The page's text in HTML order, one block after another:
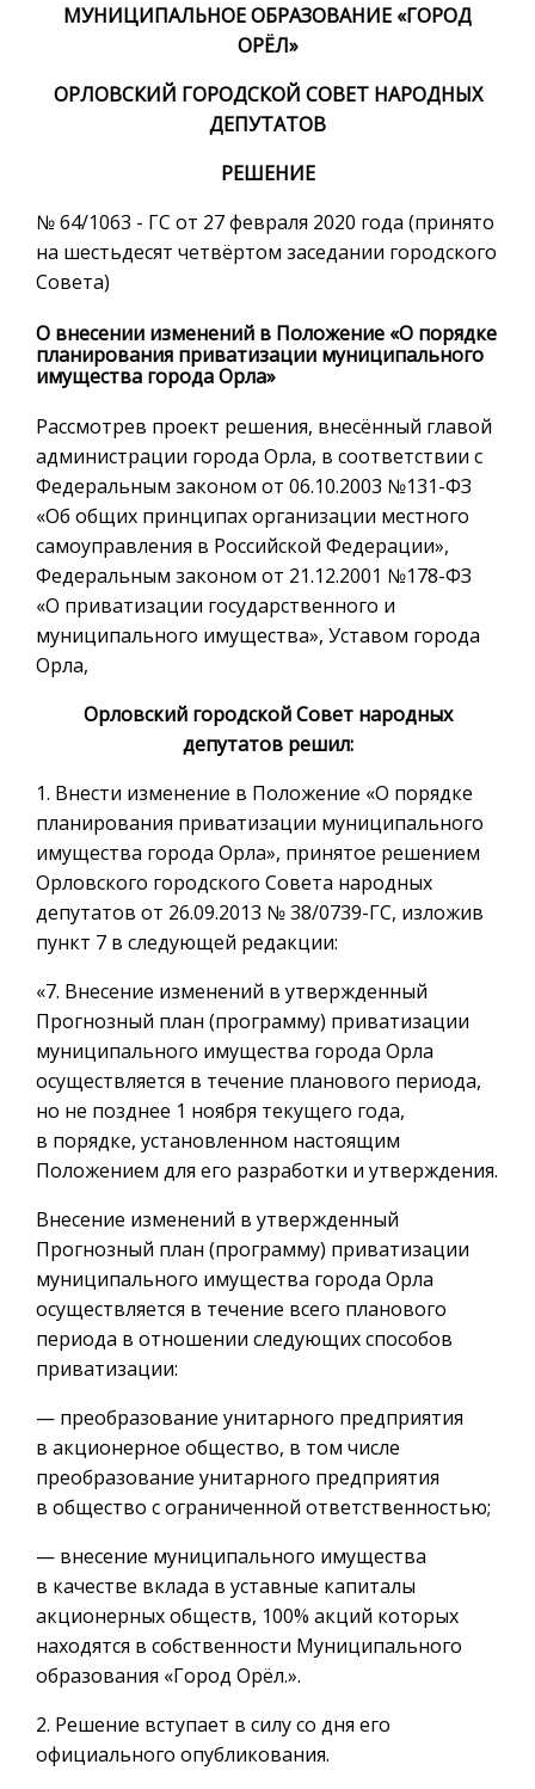
МУНИЦИПАЛЬНОЕ ОБРАЗОВАНИЕ «ГОРОД
ОРЁЛ»
ОРЛОВСКИЙ ГОРОДСКОЙ СОВЕТ НАРОДНЫХ
ДЕПУТАТОВ
РЕШЕНИЕ
№ 64/1063 - ГС от 27 февраля 2020 года (принято
на шестьдесят четвёртом заседании городского
Совета)
О внесении изменений в Положение «О порядке
планирования приватизации муниципального
имущества города Орла»
Рассмотрев проект решения, внесённый главой
администрации города Орла, в соответствии с
Федеральным законом от 06.10.2003 №131-ФЗ
«Об общих принципах организации местного
самоуправления в Российской Федерации»,
Федеральным законом от 21.12.2001 №178-ФЗ
«О приватизации государственного и
муниципального имущества», Уставом города
Орла,
Орловский городской Совет народных
депутатов решил:
1. Внести изменение в Положение «О порядке
планирования приватизации муниципального
имущества города Орла», принятое решением
Орловского городского Совета народных
депутатов от 26.09.2013 № 38/0739-ГС, изложив
пункт 7 в следующей редакции:
«7. Внесение изменений в утвержденный
Прогнозный план (программу) приватизации
муниципального имущества города Орла
осуществляется в течение планового периода,
но не позднее 1 ноября текущего года,
в порядке, установленном настоящим
Положением для его разработки и утверждения.
Внесение изменений в утвержденный
Прогнозный план (программу) приватизации
муниципального имущества города Орла
осуществляется в течение всего планового
периода в отношении следующих способов
приватизации:
— преобразование унитарного предприятия
в акционерное общество, в том числе
преобразование унитарного предприятия
в общество с ограниченной ответственностью;
— внесение муниципального имущества
в качестве вклада в уставные капиталы
акционерных обществ, 100% акций которых
находятся в собственности Муниципального
образования «Город Орёл.».
2. Решение вступает в силу со дня его
официального опубликования.